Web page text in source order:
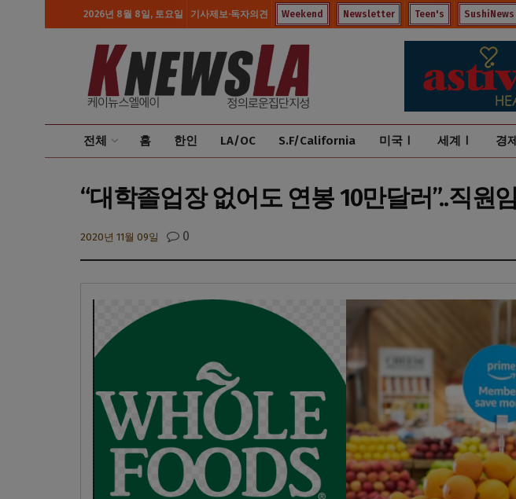
2026년 8월 8일, 토요일 기사제보·독자의견 Weekend Newsletter Teen's SushiNews
전체 홈 한인 LA/OC S.F/California 미국Ⅰ 세계Ⅰ 경
“대학졸업장 없어도 연봉 10만달러”..직원
2020년 11월 09일 0